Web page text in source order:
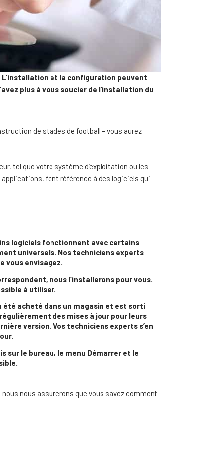
et la configuration peuvent
plus à vous soucier de l’installation du
de stades de football – vous aurez
tel que votre système d’exploitation ou les
font référence à des logiciels qui
logiciels fonctionnent avec certains
universels. Nos techniciens experts
vous envisagez.
nous l’installerons pour vous.
à utiliser.
été acheté dans un magasin et est sorti
des mises à jour pour leurs
version. Vos techniciens experts s’en
sur le bureau, le menu Démarrer et le
nous assurerons que vous savez comment